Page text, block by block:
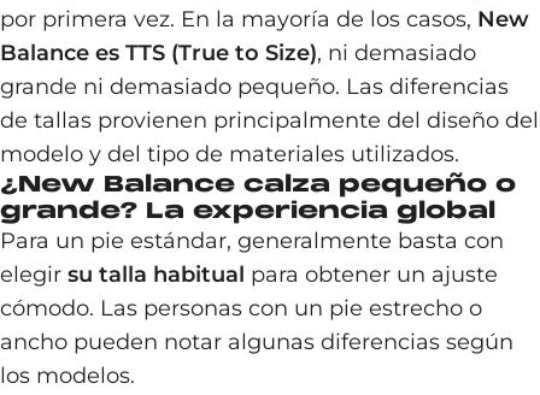
por primera vez. En la mayoría de los casos, New
Balance es TTS (True to Size), ni demasiado
grande ni demasiado pequeño. Las diferencias
de tallas provienen principalmente del diseño del
modelo y del tipo de materiales utilizados.
¿New Balance calza pequeño o
grande? La experiencia global
Para un pie estándar, generalmente basta con
elegir su talla habitual para obtener un ajuste
cómodo. Las personas con un pie estrecho o
ancho pueden notar algunas diferencias según
los modelos.